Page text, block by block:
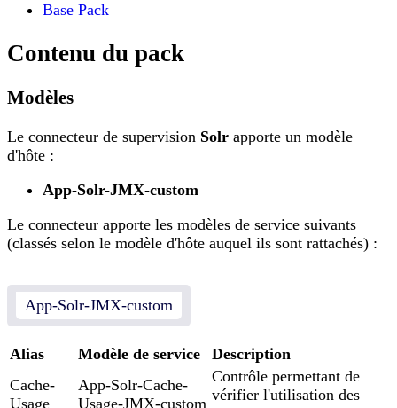
Base Pack
Contenu du pack
Modèles
Le connecteur de supervision Solr apporte un modèle
d'hôte :
App-Solr-JMX-custom
Le connecteur apporte les modèles de service suivants
(classés selon le modèle d'hôte auquel ils sont rattachés) :
App-Solr-JMX-custom
Alias Modèle de service
Description
Cache-
Usage
App-Solr-Cache-
Usage-JMX-custom
Contrôle permettant de
vérifier l'utilisation des